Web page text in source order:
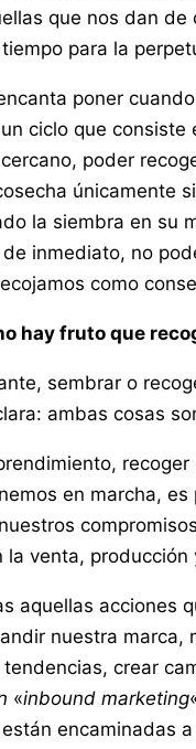
que nos dan de
para la
poner
ciclo que consiste
poder
únicamente
la siembra en su
inmediato, no
como
hay fruto que
sembrar o
ambas cosas
en marcha,
la venta, producción
aquellas acciones
nuestra marca,
crear
«inbound marketing
encaminadas